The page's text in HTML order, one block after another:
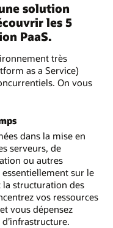
solution
les 5
PaaS.
très
as a Service)
On vous
dans la mise en
serveurs, de
ou autres
sur le
structuration des
vos ressources
vous dépensez